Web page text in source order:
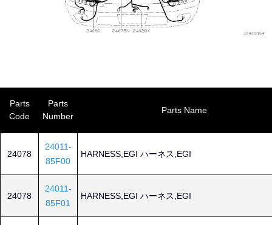
Parts
Code
Parts
Number
Parts Name
24078
24011-
85F00
HARNESS,EGI ハーネス,EGI
24078
24011-
85F01
HARNESS,EGI ハーネス,EGI